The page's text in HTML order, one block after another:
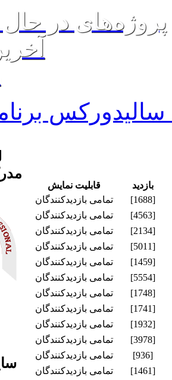
پروژه‌های در
بازدید
قابليت نمايش
[1688]
تمامی بازدیدکنندگان
[4563]
تمامی بازدیدکنندگان
[2134]
تمامی بازدیدکنندگان
[5011]
تمامی بازدیدکنندگان
[1459]
تمامی بازدیدکنندگان
[5554]
تمامی بازدیدکنندگان
[1748]
تمامی بازدیدکنندگان
[1741]
تمامی بازدیدکنندگان
[1932]
تمامی بازدیدکنندگان
[3978]
تمامی بازدیدکنندگان
[936]
تمامی بازدیدکنندگان
[1461]
تمامی بازدیدکنندگان